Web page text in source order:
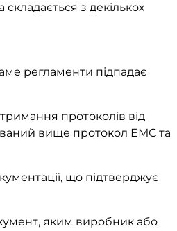
з декількох
регламенти підпадає
протоколів від
вище протокол ЕМС та
що підтверджує
яким виробник або